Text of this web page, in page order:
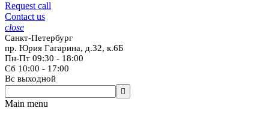
Request call
Contact us
close
Санкт-Петербург
пр. Юрия Гагарина, д.32, к.6Б
Пн-Пт 09:30 - 18:00
Сб 10:00 - 17:00
Вс выходной

Main menu